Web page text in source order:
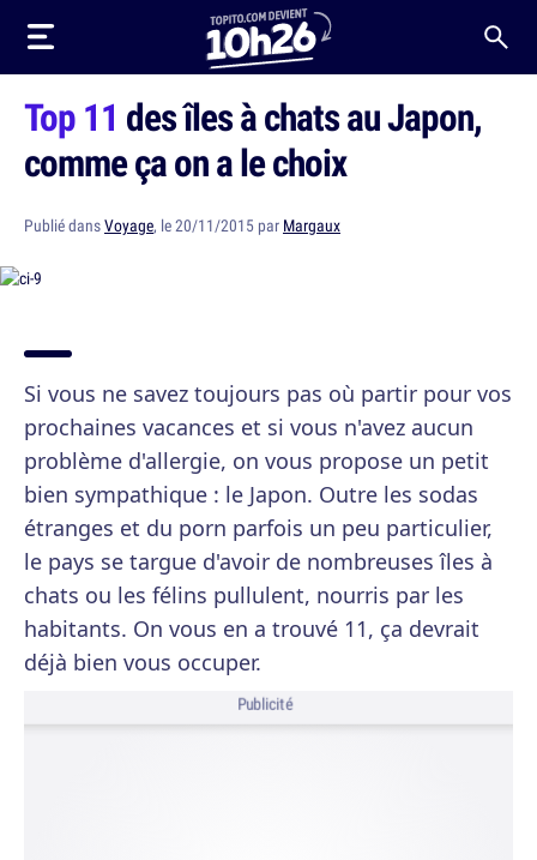
Top 11 des îles à chats au Japon,
comme ça on a le choix
Publié dansVoyage, le 20/11/2015 par Margaux
Si vous ne savez toujours pas où partir pour vos
prochaines vacances et si vous n'avez aucun
problème d'allergie, on vous propose un petit
bien sympathique : le Japon. Outre les sodas
étranges et du porn parfois un peu particulier,
le pays se targue d'avoir de nombreuses îles à
chats ou les félins pullulent, nourris par les
habitants. On vous en a trouvé 11, ça devrait
déjà bien vous occuper.
Publicité